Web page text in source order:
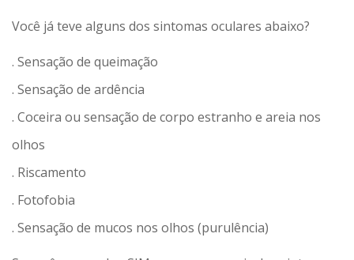
Você já teve alguns dos sintomas oculares abaixo?
. Sensação de queimação
. Sensação de ardência
. Coceira ou sensação de corpo estranho e areia nos
olhos
. Riscamento
. Fotofobia
. Sensação de mucos nos olhos (purulência)